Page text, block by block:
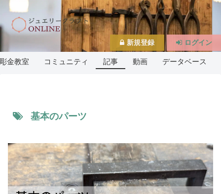
金教室 コミュニティ 記事 動画 データベース
基本のパーツ
新規登録 ログイン